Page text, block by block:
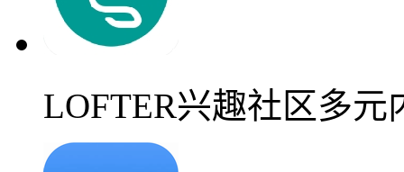
LOFTER兴趣社区多元